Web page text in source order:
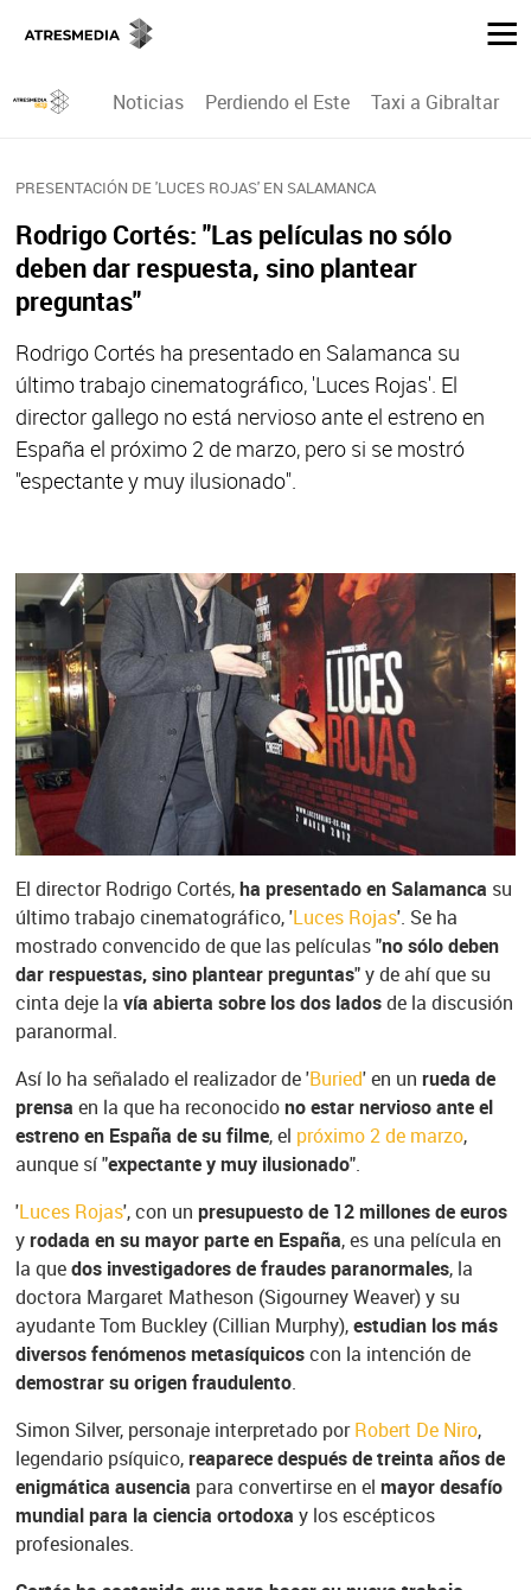
Noticias Perdiendo el Este Taxi a Gibraltar
PRESENTACIÓN DE 'LUCES ROJAS' EN SALAMANCA
Rodrigo Cortés: "Las películas no sólo
deben dar respuesta, sino plantear
preguntas"
Rodrigo Cortés ha presentado en Salamanca su
último trabajo cinematográfico, 'Luces Rojas'. El
director gallego no está nervioso ante el estreno en
España el próximo 2 de marzo, pero si se mostró
"espectante y muy ilusionado".
El director Rodrigo Cortés,ha presentado en Salamanca su
último trabajo cinematográfico, 'Luces Rojas'. Se ha
mostrado convencido de que las películas "no sólo deben
dar respuestas, sino plantear preguntas" y de ahí que su
cinta deje la vía abierta sobre los dos ladosde la discusión
paranormal.
Así lo ha señalado el realizador de 'Buried' en un rueda de
prensa en la que ha reconocidono estar nervioso ante el
estreno en España de su filme, el próximo 2 de marzo,
aunque sí "expectante y muy ilusionado".
'Luces Rojas', con un presupuesto de 12 millones de euros
yrodada en su mayor parte en España, es una película en
la quedos investigadores de fraudes paranormales, la
doctora Margaret Matheson (Sigourney Weaver) y su
ayudante Tom Buckley (Cillian Murphy),estudian los más
diversos fenómenos metasíquicoscon la intención de
demostrar su origen fraudulento.
Simon Silver, personaje interpretado porRobert De Niro,
legendario psíquico,reaparece después de treinta años de
enigmática ausencia para convertirse en el mayor desafío
mundial para la ciencia ortodoxa y los escépticos
profesionales.